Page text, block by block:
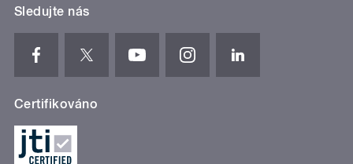
Sledujte nás
Certifikováno